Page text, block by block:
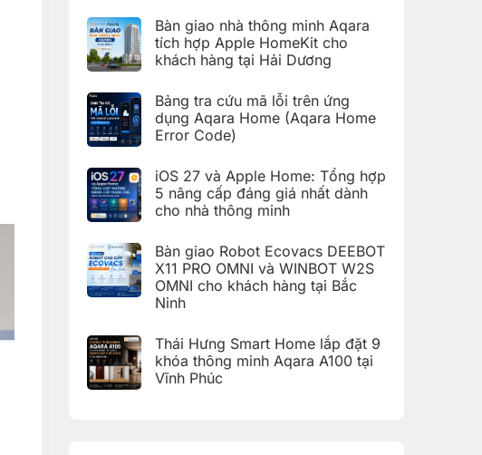
Aqara
Home
thống
nhà
thông
minh
khách
hàng
tại
KDT
Hà
Nội
bình
luận
ở
Hoàn
giao
nhà
thông
minh
Aqara
khách
hàng
tại
KDT
Ecopark,
Hưng
Yên
Bàn giao nhà thông minh Aqara
tích hợp Apple HomeKit cho
khách hàng tại Hải Dương
bình
luận
ở
Bàn
thông
minh
Aqara
tích
hợp
HomeKit
cho
khách
hàng
tại
Hải
Bảng tra cứu mã lỗi trên ứng
dụng Aqara Home (Aqara Home
Error Code)
bình
luận
ở
Bảng
mã
lỗi
trên
ứng
dụng
Aqara
Home
Error
Code)
iOS 27 và Apple Home: Tổng hợp
5 nâng cấp đáng giá nhất dành
cho nhà thông minh
bình
luận
ở
iOS
27
và
Home:
Tổng
hợp
5
nâng
Bàn giao Robot Ecovacs DEEBOT
X11 PRO OMNI và WINBOT W2S
OMNI cho khách hàng tại Bắc
Ninh
bình
luận
ở
Bàn
Thái Hưng Smart Home lắp đặt 9
khóa thông minh Aqara A100 tại
Vĩnh Phúc